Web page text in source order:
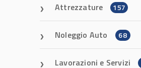
Attrezzature 157
Noleggio Auto 68
Lavorazioni e Servizi